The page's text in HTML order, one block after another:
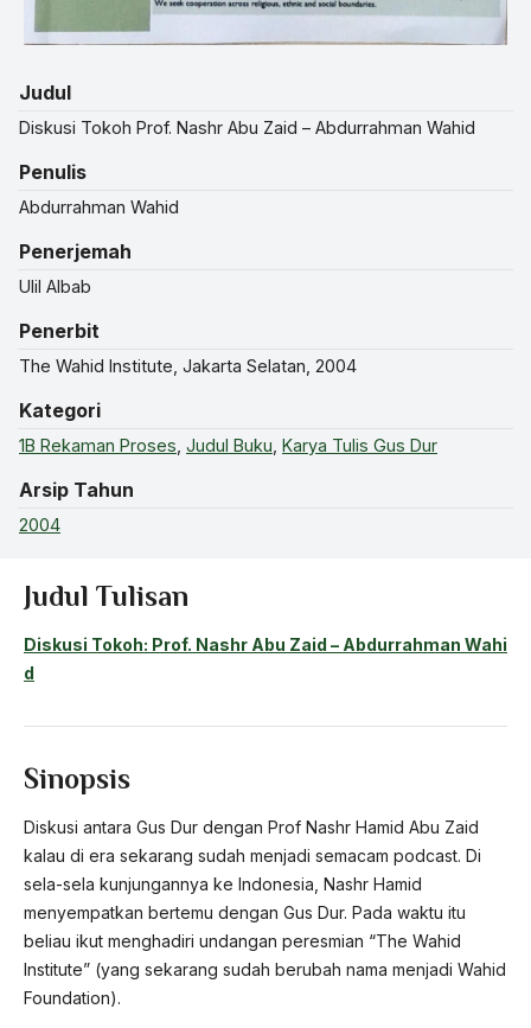
Judul
Diskusi Tokoh Prof. Nashr Abu Zaid – Abdurrahman Wahid
Penulis
Abdurrahman Wahid
Penerjemah
Ulil Albab
Penerbit
The Wahid Institute, Jakarta Selatan, 2004
Kategori
1B Rekaman Proses Judul Buku Karya Tulis Gus Dur
Arsip Tahun
2004
Judul Tulisan
Diskusi Tokoh: Prof. Nashr Abu Zaid – Abdurrahman Wahi
d
Sinopsis
Diskusi antara Gus Dur dengan Prof Nashr Hamid Abu Zaid
kalau di era sekarang sudah menjadi semacam podcast. Di
sela-sela kunjungannya ke Indonesia, Nashr Hamid
menyempatkan bertemu dengan Gus Dur. Pada waktu itu
beliau ikut menghadiri undangan peresmian “The Wahid
Institute” (yang sekarang sudah berubah nama menjadi Wahid
Foundation).